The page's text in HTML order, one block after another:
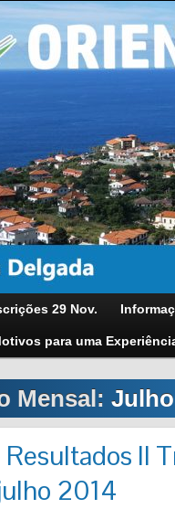
29 Nov.
para uma
Mensal:
II
2014